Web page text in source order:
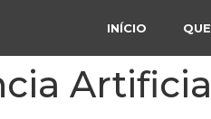
INÍCIO